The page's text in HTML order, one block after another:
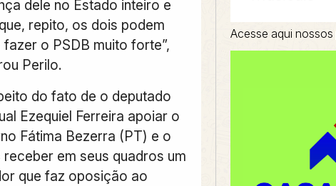
dele no Estado inteiro e
repito, os dois podem
fazer o PSDB muito forte”,
Perilo.
do fato de o deputado
Ezequiel Ferreira apoiar o
Fátima Bezerra (PT) e o
receber em seus quadros um
que faz oposição ao
Acesse aqui